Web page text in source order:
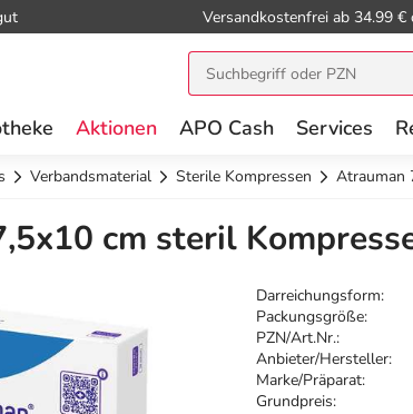
Versandkostenfrei ab 34.99 €
Aktionen APO Cash Services
Verbandsmaterial Sterile Kompressen Atrauman
cm steril
Darreichungsform:
Packungsgröße:
PZN/Art.Nr.:
Anbieter/Hersteller:
Marke/Präparat:
Grundpreis: